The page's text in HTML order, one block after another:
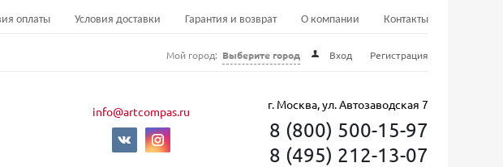
оплаты Условия доставки Гарантия и возврат О компании Контакты
Мой город: Выберите город Вход Регистрация
info@artcompas.ru г. Москва, ул. Автозаводская 7
8 (800) 500-15-97
8 (495) 212-13-07